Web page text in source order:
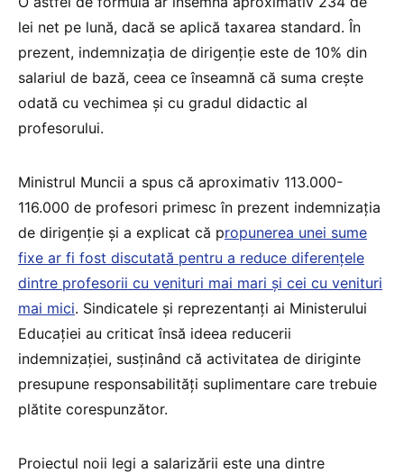
lei net pe lună, dacă se aplică taxarea standard. În
prezent, indemnizația de dirigenție este de 10% din
salariul de bază, ceea ce înseamnă că suma crește
odată cu vechimea și cu gradul didactic al
profesorului.
Ministrul Muncii a spus că aproximativ 113.000-
116.000 de profesori primesc în prezent indemnizația
de dirigenție și a explicat că propunerea unei sume
fixe ar fi fost discutată pentru a reduce diferențele
dintre profesorii cu venituri mai mari și cei cu venituri
mai mici. Sindicatele și reprezentanți ai Ministerului
Educației au criticat însă ideea reducerii
indemnizației, susținând că activitatea de diriginte
presupune responsabilități suplimentare care trebuie
plătite corespunzător.
Proiectul noii legi a salarizării este una dintre